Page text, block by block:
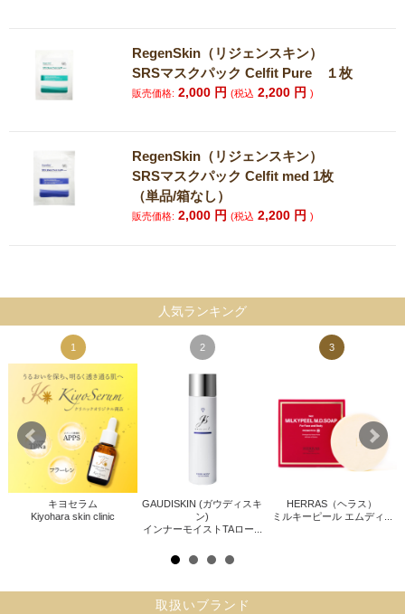
RegenSkin（リジェンスキン）
SRSマスクパック Celfit Pure １枚
販売価格: 2,000 円(税込 2,200 円)
RegenSkin（リジェンスキン）
SRSマスクパック Celfit med 1枚
（単品/箱なし）
販売価格: 2,000 円(税込 2,200 円)
人気ランキング
1
キヨセラム
Kiyohara skin clinic
2
GAUDISKIN (ガウディスキ
ン)
インナーモイストTAロー...
3
HERRAS（ヘラス）
ミルキーピール エムディ...
取扱いブランド